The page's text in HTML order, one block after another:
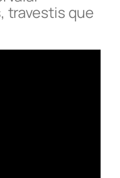
travestis que